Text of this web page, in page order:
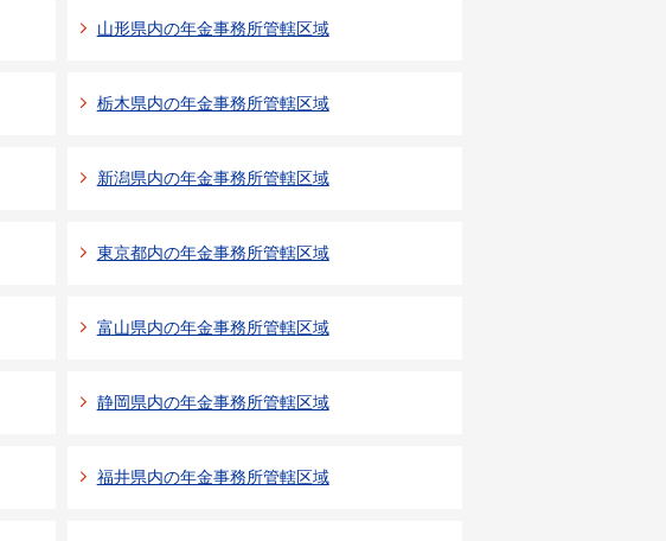
山形県内の年金事務所管轄区域
栃木県内の年金事務所管轄区域
新潟県内の年金事務所管轄区域
東京都内の年金事務所管轄区域
富山県内の年金事務所管轄区域
静岡県内の年金事務所管轄区域
福井県内の年金事務所管轄区域